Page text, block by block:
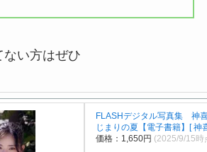
ない方はぜひ
FLASHデジタル写真集 神
じまりの夏【電子書籍】[ 神
価格：1,650円 (2025/9/15時